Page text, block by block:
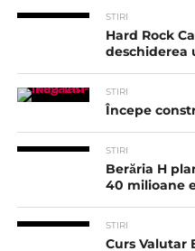
STIRI
Hard Rock
deschiderea
STIRI
Începe
STIRI
Berăria H
40 milioane
STIRI
Curs Valutar